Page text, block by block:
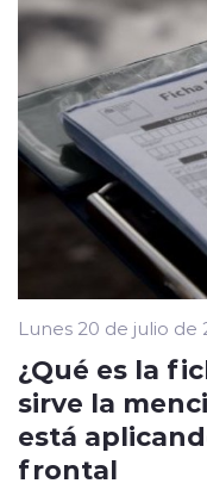
Lunes 20 de julio de
¿Qué es la
sirve la
está
frontal